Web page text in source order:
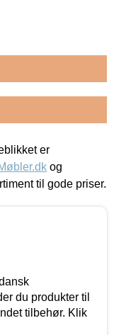
er
og
til gode priser.
du produkter til
tilbehør. Klik